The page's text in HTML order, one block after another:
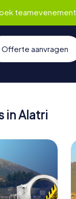
teamevenement
Offerte aanvragen
in Alatri